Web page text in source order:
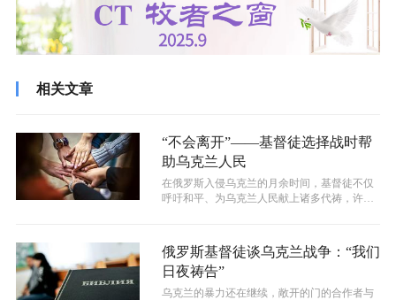
相关文章
“不会离开”——基督徒选择战时帮
助乌克兰人民
​在俄罗斯入侵乌克兰的月余时间，基督徒不仅
呼吁和平、为乌克兰人民献上诸多代祷，许多
俄罗斯基督徒谈乌克兰战争：“我们
日夜祷告”
乌克兰的暴力还在继续，敞开的门的合作者与